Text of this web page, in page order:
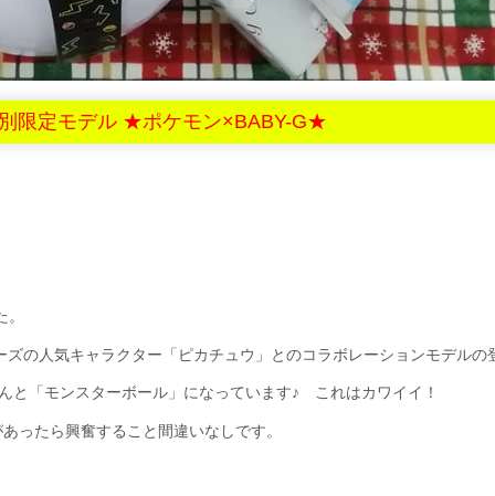
限定モデル ★ポケモン×BABY-G★
の人気キャラクター「ピカチュウ」とのコラボレーションモデルの
と「モンスターボール」になっています♪ これはカワイイ！
ったら興奮すること間違いなしです。